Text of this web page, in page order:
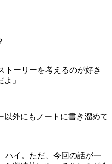
トーリーを考えるのが好き
」
外にもノートに書き溜めて
ハイ。ただ、今回の話が一